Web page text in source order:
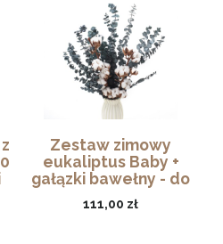
Zestaw zimowy
eukaliptus Baby +
gałązki bawełny - do
wazonu
111,00 zł